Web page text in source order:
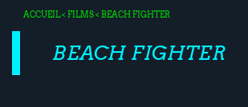
ACCUEIL< FILMS< BEACH FIGHTER
BEACH FIGHTER